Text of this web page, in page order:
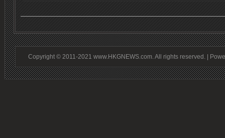
Copyright © 2011-2021 www.HKGNEWS.com. All rights reserved. |